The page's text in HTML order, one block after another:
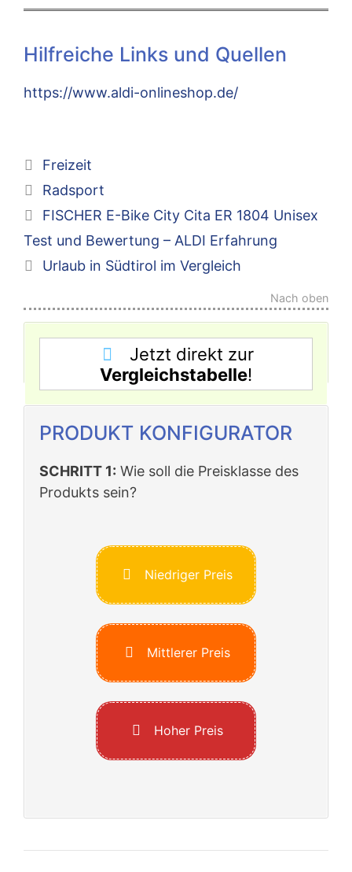
Hilfreiche Links und Quellen
https://www.aldi-onlineshop.de/
Kategorien
Freizeit
Schlagwörter
Radsport
FISCHER E-Bike City Cita ER 1804 Unisex
Test und Bewertung – ALDI Erfahrung
Urlaub in Südtirol im Vergleich
Nach oben
Jetzt direkt zur
Vergleichstabelle!
PRODUKT KONFIGURATOR
SCHRITT 1: Wie soll die Preisklasse des
Produkts sein?
Niedriger Preis
Mittlerer Preis
Hoher Preis